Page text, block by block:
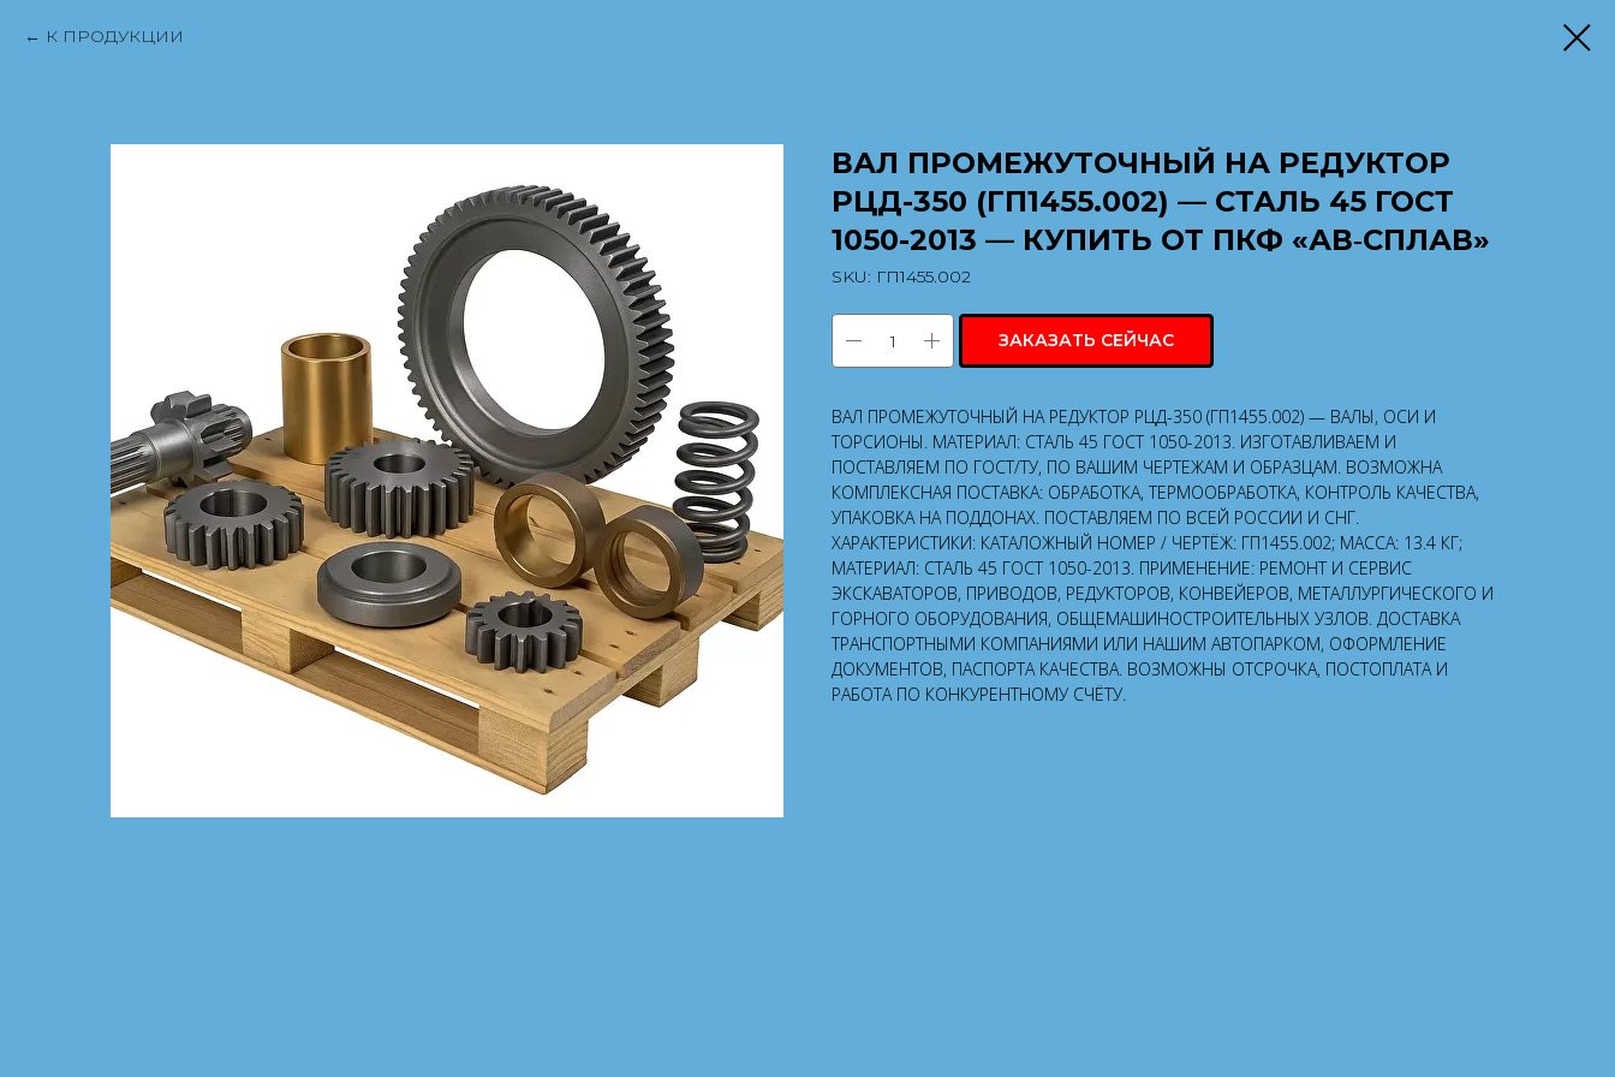
К ПРОДУКЦИИ
ВАЛ ПРОМЕЖУТОЧНЫЙ НА РЕДУКТОР
РЦД-350 (ГП1455.002) — СТАЛЬ 45 ГОСТ
1050-2013 — КУПИТЬ ОТ ПКФ «АВ‑СПЛАВ»
SKU: ГП1455.002
ЗАКАЗАТЬ СЕЙЧАС
ВАЛ ПРОМЕЖУТОЧНЫЙ НА РЕДУКТОР РЦД-350 (ГП1455.002) — ВАЛЫ, ОСИ И
ТОРСИОНЫ. МАТЕРИАЛ: СТАЛЬ 45 ГОСТ 1050-2013. ИЗГОТАВЛИВАЕМ И
ПОСТАВЛЯЕМ ПО ГОСТ/ТУ, ПО ВАШИМ ЧЕРТЕЖАМ И ОБРАЗЦАМ. ВОЗМОЖНА
КОМПЛЕКСНАЯ ПОСТАВКА: ОБРАБОТКА, ТЕРМООБРАБОТКА, КОНТРОЛЬ КАЧЕСТВА,
УПАКОВКА НА ПОДДОНАХ. ПОСТАВЛЯЕМ ПО ВСЕЙ РОССИИ И СНГ.
ХАРАКТЕРИСТИКИ: КАТАЛОЖНЫЙ НОМЕР / ЧЕРТЁЖ: ГП1455.002; МАССА: 13.4 КГ;
МАТЕРИАЛ: СТАЛЬ 45 ГОСТ 1050-2013. ПРИМЕНЕНИЕ: РЕМОНТ И СЕРВИС
ЭКСКАВАТОРОВ, ПРИВОДОВ, РЕДУКТОРОВ, КОНВЕЙЕРОВ, МЕТАЛЛУРГИЧЕСКОГО И
ГОРНОГО ОБОРУДОВАНИЯ, ОБЩЕМАШИНОСТРОИТЕЛЬНЫХ УЗЛОВ. ДОСТАВКА
ТРАНСПОРТНЫМИ КОМПАНИЯМИ ИЛИ НАШИМ АВТОПАРКОМ, ОФОРМЛЕНИЕ
ДОКУМЕНТОВ, ПАСПОРТА КАЧЕСТВА. ВОЗМОЖНЫ ОТСРОЧКА, ПОСТОПЛАТА И
РАБОТА ПО КОНКУРЕНТНОМУ СЧЁТУ.